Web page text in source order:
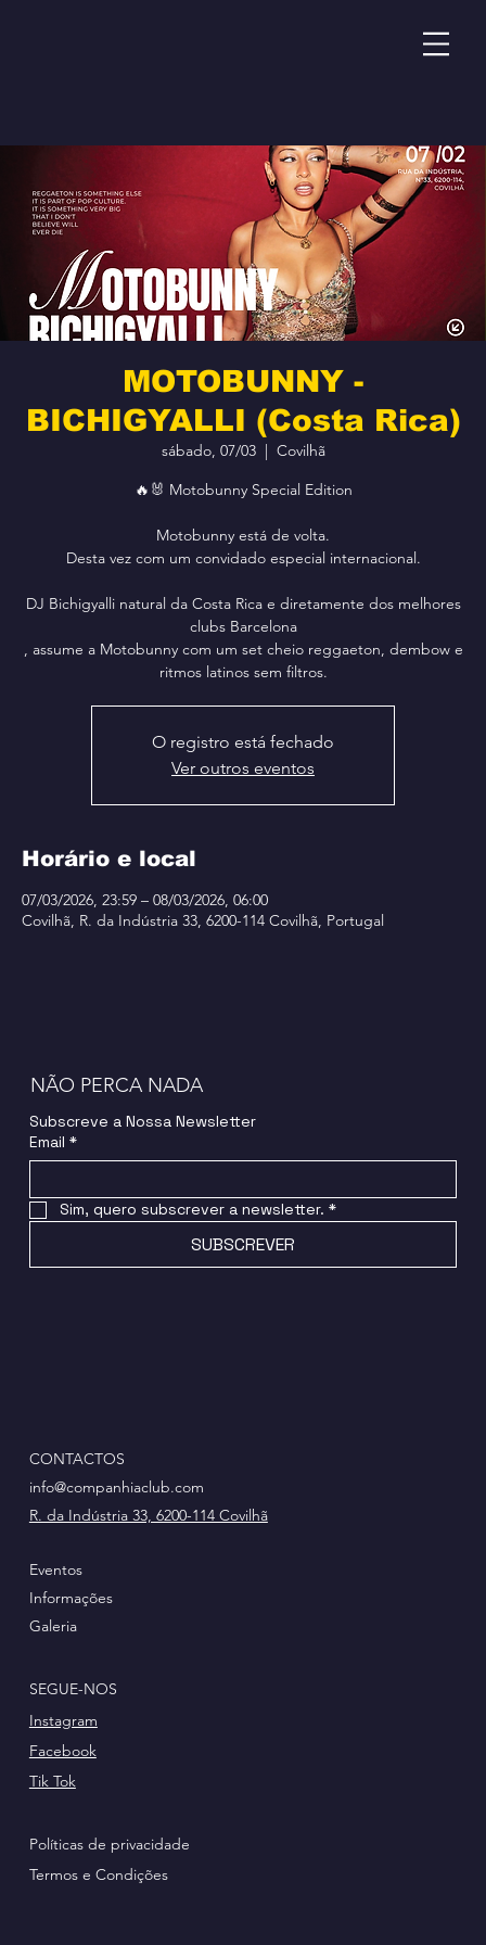
MOTOBUNNY -
BICHIGYALLI (Costa Rica)
sábado, 07/03
  |
Covilhã
🔥🐰 Motobunny Special Edition
Motobunny está de volta.
Desta vez com um convidado especial internacional.
DJ Bichigyalli natural da Costa Rica e diretamente dos melhores
clubs Barcelona
, assume a Motobunny com um set cheio reggaeton, dembow e
ritmos latinos sem filtros.
O registro está fechado
Ver outros eventos
Horário e local
07/03/2026, 23:59 – 08/03/2026, 06:00
Covilhã, R. da Indústria 33, 6200-114 Covilhã, Portugal
NÃO PERCA NADA
Subscreve a Nossa Newsletter
Email *
Sim, quero subscrever a newsletter. *
SUBSCREVER
Eventos
Informações
Galeria
SEGUE-NOS
Instagram
Facebook
Tik Tok
Políticas de privacidade
Termos e Condições
CONTACTOS
info@companhiaclub.com
R. da Indústria 33, 6200-114 Covilhã